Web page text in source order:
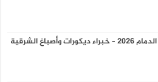
وأصباغ الشرقية